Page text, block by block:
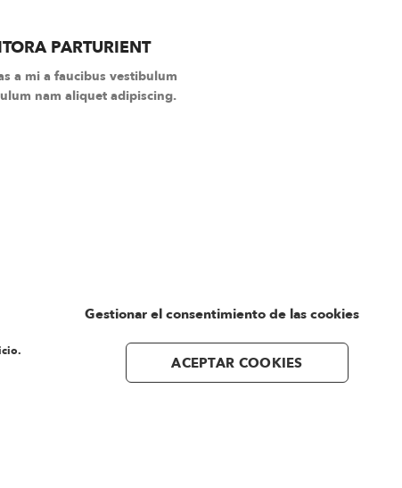
Gestionar el consentimiento de las cookies
ACEPTAR COOKIES
PARTURIENT
a mi a faucibus vestibulum
nam aliquet adipiscing.